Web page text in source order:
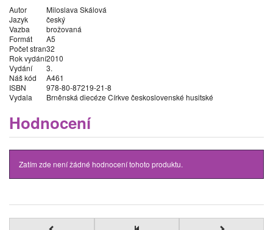
Autor
Miloslava Skálová
Jazyk
český
Vazba
brožovaná
Formát
A5
Počet stran32
Rok vydání2010
Vydání
3.
Náš kód
A461
ISBN
978-80-87219-21-8
Vydala
Brněnská diecéze Církve československé husitské
Hodnocení
Zatím zde není žádné hodnocení tohoto produktu.